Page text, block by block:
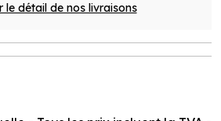
le détail de nos livraisons